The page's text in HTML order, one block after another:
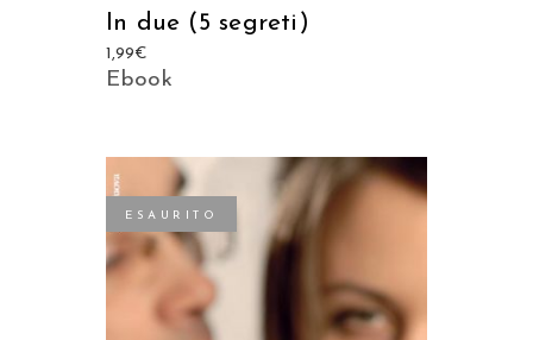
In due (5 segreti)
1,99€
Ebook
ESAURITO